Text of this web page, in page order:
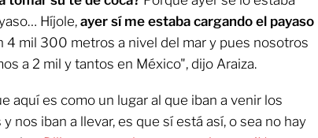
Híjole, ayer sí me estaba cargando el payaso
4 mil 300 metros a nivel del mar y pues nosotros
a 2 mil y tantos en México", dijo Araiza.
aquí es como un lugar al que iban a venir los
nos iban a llevar, es que sí está así, o sea no hay